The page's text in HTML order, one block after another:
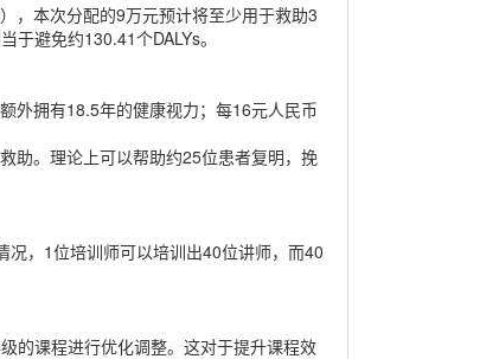
，本次分配的9万元预计将至少用于救助3
避免约130.41个DALYs。
外拥有18.5年的健康视力；每16元人民币
助。理论上可以帮助约25位患者复明，挽
，1位培训师可以培训出40位讲师，而40
的课程进行优化调整。这对于提升课程效